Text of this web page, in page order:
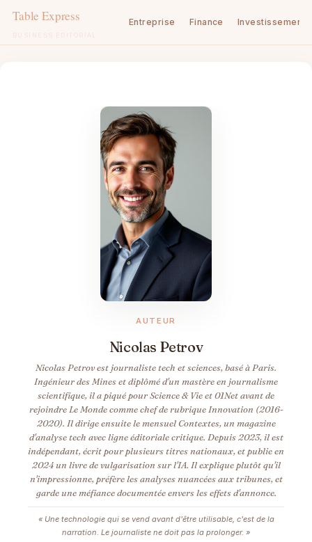
Entreprise Finance Investissement
AUTEUR
Nicolas Petrov
Nicolas Petrov est journaliste tech et sciences, basé à Paris.
Ingénieur des Mines et diplômé d'un mastère en journalisme
scientifique, il a piqué pour Science & Vie et 01Net avant de
rejoindre Le Monde comme chef de rubrique Innovation (2016-
2020). Il dirige ensuite le mensuel Contextes, un magazine
d'analyse tech avec ligne éditoriale critique. Depuis 2023, il est
indépendant, écrit pour plusieurs titres nationaux, et publie en
2024 un livre de vulgarisation sur l'IA. Il explique plutôt qu'il
n'impressionne, préfère les analyses nuancées aux tribunes, et
garde une méfiance documentée envers les effets d'annonce.
« Une technologie qui se vend avant d'être utilisable, c'est de la
narration. Le journaliste ne doit pas la prolonger. »